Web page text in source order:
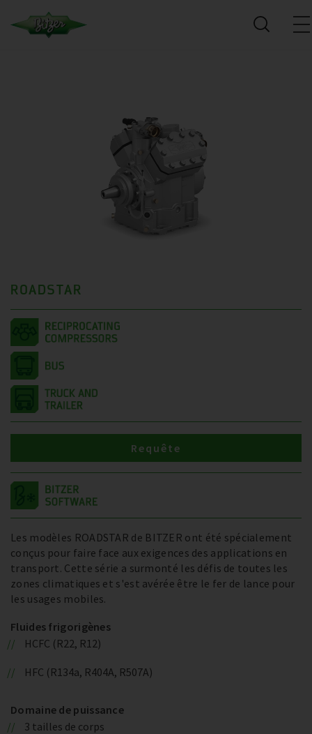
ROADSTAR
Les modèles ROADSTAR de BITZER ont été spécialement
conçus pour faire face aux exigences des applications en
transport. Cette série a surmonté les défis de toutes les
zones climatiques et s'est avérée être le fer de lance pour
les usages mobiles.
Fluides frigorigènes
HCFC (R22, R12)
HFC (R134a, R404A, R507A)
Domaine de puissance
3 tailles de corps
Requête